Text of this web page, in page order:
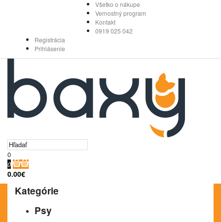
Všetko o nákupe
Vernostný program
Kontakt
0919 025 042
Registrácia
Prihlásenie
0
0
0.00€
Kategórie
Psy